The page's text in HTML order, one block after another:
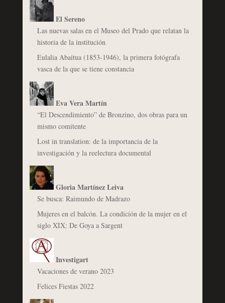
El Sereno
Las nuevas salas en el Museo del Prado que relatan la
historia de la institución
Eulalia Abaitua (1853-1946), la primera fotógrafa
vasca de la que se tiene constancia
Eva Vera Martín
“El Descendimiento” de Bronzino, dos obras para un
mismo comitente
Lost in translation: de la importancia de la
investigación y la reelectura documental
Gloria Martínez Leiva
Se busca: Raimundo de Madrazo
Mujeres en el balcón. La condición de la mujer en el
siglo XIX: De Goya a Sargent
Investigart
Vacaciones de verano 2023
Felices Fiestas 2022